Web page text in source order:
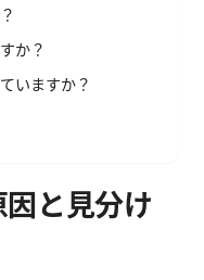
か？
いますか？
と見分け